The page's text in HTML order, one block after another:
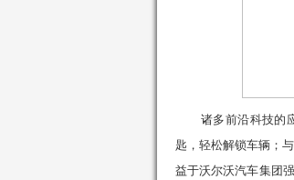
诸多前沿科技的
匙，轻松解锁车辆；
益于沃尔沃汽车集团